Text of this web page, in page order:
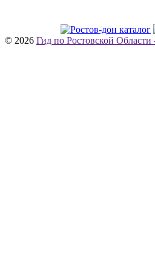
© 2026 Гид по Ростовской Области